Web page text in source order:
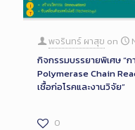
พจรินทร์ ผาสุข on
กิจกรรมบรรยายพิเศษ “
Polymerase Chain
เชื้อก่อโรคและงานวิจัย”
0